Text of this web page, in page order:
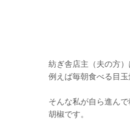
紡ぎ舎店主（夫の方
例えば毎朝食べる目
そんな私が自ら進ん
胡椒です。